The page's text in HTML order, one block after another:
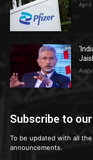
April
Subscribe to
To be updated with all
announcements.